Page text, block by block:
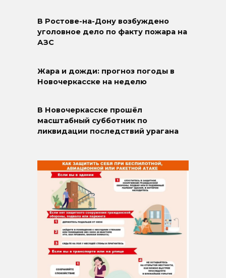
В Ростове-на-Дону возбуждено
уголовное дело по факту пожара на
АЗС
Жара и дожди: прогноз погоды в
Новочеркасске на неделю
В Новочеркасске прошёл
масштабный субботник по
ликвидации последствий урагана